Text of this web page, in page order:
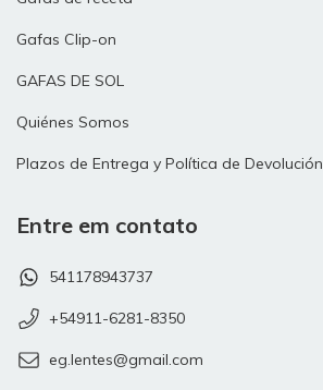
Gafas Clip-on
GAFAS DE SOL
Quiénes Somos
Plazos de Entrega y Política de Devolución
Entre em contato
541178943737
+54911-6281-8350
eg.lentes@gmail.com